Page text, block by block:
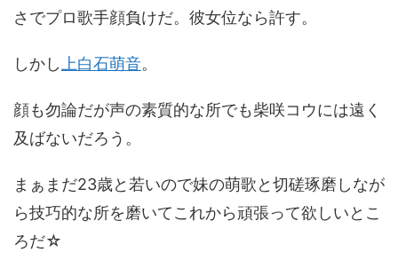
さでプロ歌手顔負けだ。彼女位なら許す。
しかし上白石萌音。
顔も勿論だが声の素質的な所でも柴咲コウには遠く
及ばないだろう。
まぁまだ23歳と若いので妹の萌歌と切磋琢磨しなが
ら技巧的な所を磨いてこれから頑張って欲しいとこ
ろだ☆